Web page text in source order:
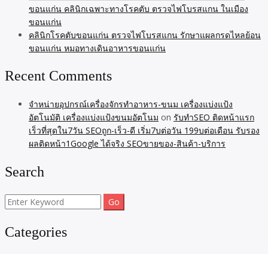
ขอนแก่น คลินิกเฉพาะทางโรคตับ ตรวจไฟโบรสแกน ในเมือง
ขอนแก่น
คลินิกโรคตับขอนแก่น ตรวจไฟโบรสแกน รักษาแผลกรดไหลย้อน
ขอนแก่น หมอทางเดินอาหารขอนแก่น
Recent Comments
จำหน่ายอุปกรณ์เครื่องจักรทำอาหาร-ขนม เครื่องแบ่งแป้ง
อัตโนมัติ เครื่องแบ่งแป้งขนมอัตโนม on รับทำSEO ติดหน้าแรก
เร็วที่สุดใน7วัน SEOถูก-เร็ว-ดี เริ่ม7บต่อวัน 199บต่อเดือน รับรอง
ผลติดหน้า1Google ได้จริง SEOขายของ-สินค้า-บริการ
Search
Search
for:
Categories